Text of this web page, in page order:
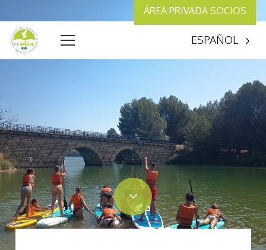
ÁREA PRIVADA SOCIOS
ESPAÑOL